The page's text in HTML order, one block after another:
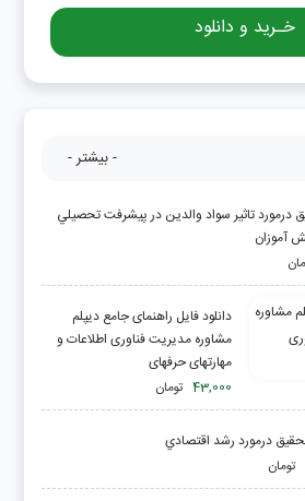
خـرید و دانلود
- بیشتر -
درمورد تاثير سواد والدين در پيشرفت تحصيلي
آموزان
دانلود فایل راهنمای جامع دیپلم
مشاوره مدیریت فناوری اطلاعات و
مهارتهای حرفهای
43,000 تومان
درمورد رشد اقتصادي
تومان